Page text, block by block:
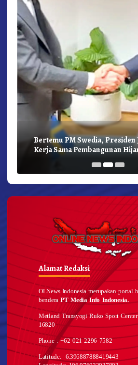
Bertemu PM Swedia,
Kerja Sama Pembangunan
Alamat Redaksi
OLNews Indonesia merupakan portal
benderaPT Media Info Indonesia.
Metland Transyogi Ruko Sport
16820
Phone : +62 021 2296 7582
Latitude: -6.396887888419443